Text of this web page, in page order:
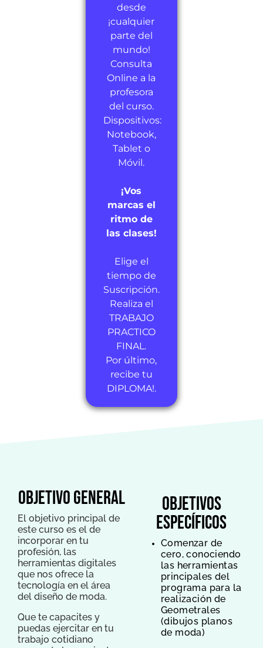
desde
¡cualquier
parte del
mundo!
Consulta
Online a la
profesora
del curso.
Dispositivos:
Notebook,
Tablet o
Móvil.
¡Vos
marcas el
ritmo de
las clases!
Elige el
tiempo de
Suscripción.
Realiza el
TRABAJO
PRACTICO
FINAL.
Por último,
recibe tu
DIPLOMA!.
objetivo general
El objetivo principal de
este curso es el de
incorporar en tu
profesión, las
herramientas digitales
que nos ofrece la
tecnología en el área
del diseño de moda.
Que te capacites y
puedas ejercitar en tu
trabajo cotidiano
objetivos
específicos
Comenzar de
cero, conociendo
las herramientas
principales del
programa para la
realización de
Geometrales
(dibujos planos
de moda)